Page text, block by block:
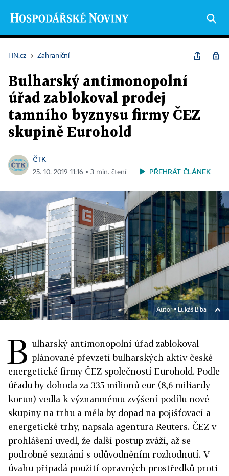
HN.cz › Zahraniční
Bulharský antimonopolní
úřad zablokoval prodej
tamního byznysu firmy ČEZ
skupině Eurohold
ČTK
25. 10. 2019 11:16 ▪ 3 min. čtení PŘEHRÁT ČLÁNEK
Autor ▪ Lukáš Bíba
B ulharský antimonopolní úřad zablokoval
plánované převzetí bulharských aktiv české
energetické firmy ČEZ společností Eurohold. Podle
úřadu by dohoda za 335 milionů eur (8,6 miliardy
korun) vedla k významnému zvýšení podílu nové
skupiny na trhu a měla by dopad na pojišťovací a
energetické trhy, napsala agentura Reuters. ČEZ v
prohlášení uvedl, že další postup zváží, až se
podrobně seznámí s odůvodněním rozhodnutí. V
úvahu připadá použití opravných prostředků proti